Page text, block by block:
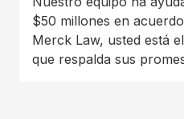
Lance Oliver
I was in a car accident
$50 millones en
Merck Law, usted está
que respalda sus